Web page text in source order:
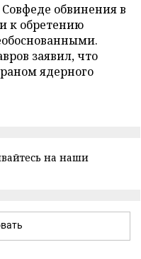
обвинения в
к обретению
заявил, что
ядерного
на наши